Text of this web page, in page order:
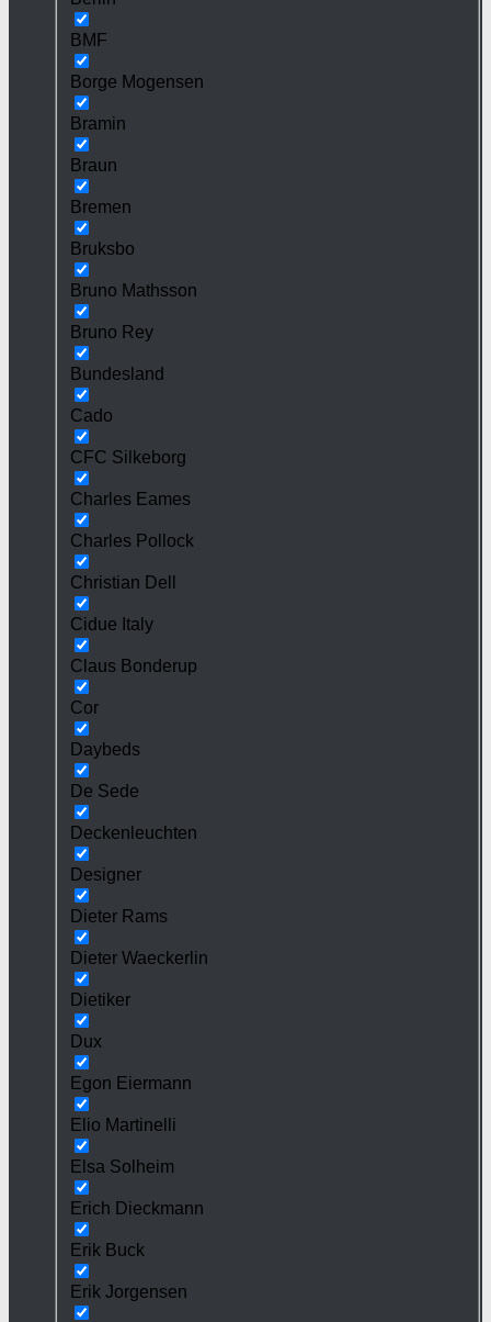
BMF
Borge Mogensen
Bramin
Braun
Bremen
Bruksbo
Bruno Mathsson
Bruno Rey
Bundesland
Cado
CFC Silkeborg
Charles Eames
Charles Pollock
Christian Dell
Cidue Italy
Claus Bonderup
Cor
Daybeds
De Sede
Deckenleuchten
Designer
Dieter Rams
Dieter Waeckerlin
Dietiker
Dux
Egon Eiermann
Elio Martinelli
Elsa Solheim
Erich Dieckmann
Erik Buck
Erik Jorgensen